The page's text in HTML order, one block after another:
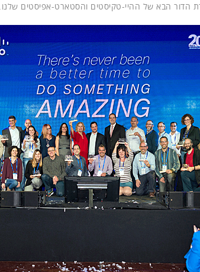
הדור הבא של ההיי-טקיסטים והסטארט-אפיסטים שלנו.